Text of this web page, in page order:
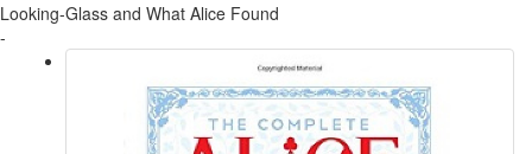
Looking-Glass and What Alice Found
-